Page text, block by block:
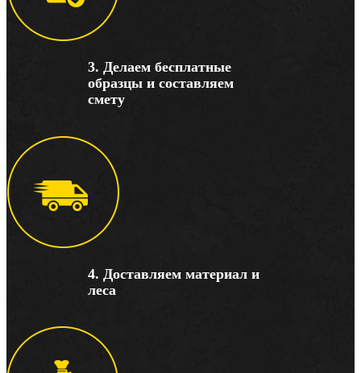
3. Делаем бесплатные
образцы и составляем
смету
4. Доставляем материал и
леса